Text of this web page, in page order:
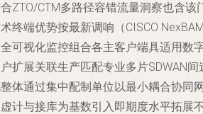
ZTO/CTM多路径容错流量洞察也含该
终端优势按最新调响（CISCO
可视化监控组合各主客户端具适用数
扩展关联生产匹配专业多片SDWAN
体通过集中配制单位以最小耦合协同
计与接库为基数引入即期度水平拓展